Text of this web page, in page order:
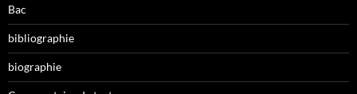
Bac
bibliographie
biographie